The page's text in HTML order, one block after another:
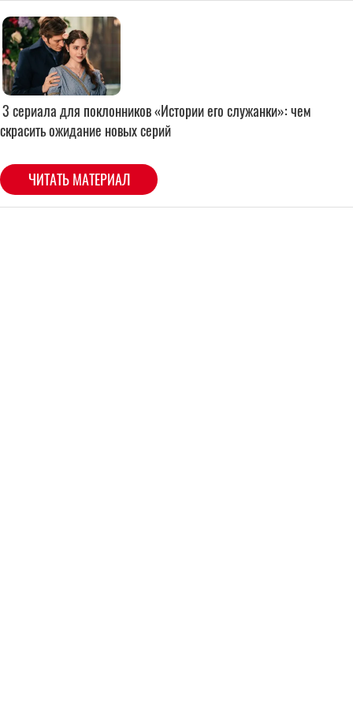
3 сериала для поклонников «Истории его служанки»: чем
скрасить ожидание новых серий
ЧИТАТЬ МАТЕРИАЛ